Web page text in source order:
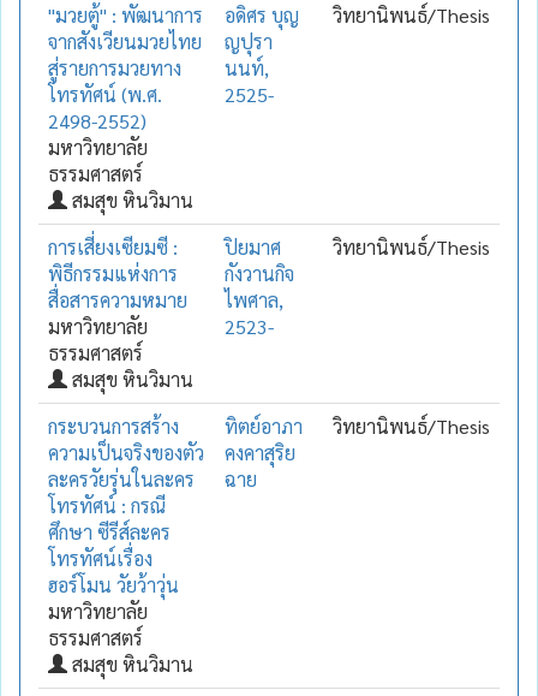
"มวยตู้" : พัฒนาการ
จากสังเวียนมวยไทย
สู่รายการมวยทาง
โทรทัศน์ (พ.ศ.
2498-2552)
มหาวิทยาลัย
ธรรมศาสตร์
สมสุข หินวิมาน
อดิศร บุญ
ญปุรา
นนท์,
2525-
วิทยานิพนธ์/Thesis
การเสี่ยงเซียมซี :
พิธีกรรมแห่งการ
สื่อสารความหมาย
มหาวิทยาลัย
ธรรมศาสตร์
สมสุข หินวิมาน
ปิยมาศ
กังวานกิจ
ไพศาล,
2523-
วิทยานิพนธ์/Thesis
กระบวนการสร้าง
ความเป็นจริงของตัว
ละครวัยรุ่นในละคร
โทรทัศน์ : กรณี
ศึกษา ซีรีส์ละคร
โทรทัศน์เรื่อง
ฮอร์โมน วัยว้าวุ่น
มหาวิทยาลัย
ธรรมศาสตร์
สมสุข หินวิมาน
ทิตย์อาภา
คงคาสุริย
ฉาย
วิทยานิพนธ์/Thesis